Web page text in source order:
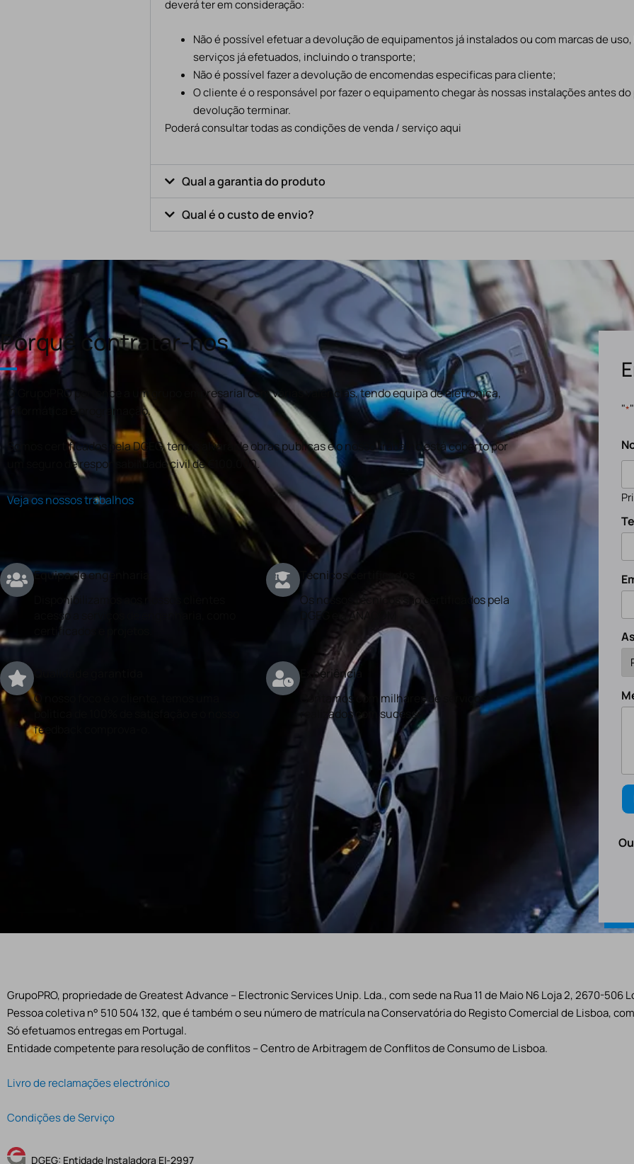
deverá ter em consideração:
Não é possível efetuar a devolução de equipamentos já instalados ou com marcas de
serviços já efetuados, incluindo o transporte;
Não é possível fazer a devolução de encomendas especificas para cliente;
O cliente é o responsável por fazer o equipamento chegar às nossas instalações antes
devolução terminar.
Poderá consultar todas as condições de venda / serviço aqui
Qual a garantia do produto
Qual é o custo de envio?
Porquê contratar-nos
O GrupoPRO pertence a um grupo empresarial com várias valências, tendo equipa de eletronica,
informática e programação.
Somos certificados pela DGEG, temos alvará de obras publicas e o nosso trabalho está coberto por
um seguro de responsabilidade civil de €100.000.
Veja os nossos trabalhos
Equipa de engenharia
Disponibilizamos aos nossos clientes
acesso a serviços de engenharia, como
certificados e projetos.
Técnicos certificados
Os nossos técnicos são certificados pela
DGEG e a ANACOM
O nosso foco é o cliente, temos uma
politica de 100% de satisfação e o nosso
feedback comprova-o.
Experiência
Contamos com milhares de serviços
realizados com sucesso.
"*
GrupoPRO, propriedade de Greatest Advance – Electronic Services Unip. Lda., com sede na Rua 11 de Maio N6 Loja 2, 2670-506
Pessoa coletiva n° 510 504 132, que é também o seu número de matrícula na Conservatória do Registo Comercial de Lisboa,
Só efetuamos entregas em Portugal.
Entidade competente para resolução de conflitos – Centro de Arbitragem de Conflitos de Consumo de Lisboa.
Livro de reclamações electrónico
Condições de Serviço
DGEG: Entidade Instaladora EI-2997